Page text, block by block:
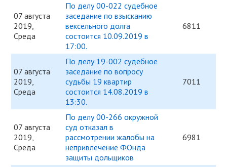
07 августа
2019,
Среда
По делу 00-022 судебное
заседание по взысканию
вексельного долга
состоится 10.09.2019 в
17:00.
6811
07 августа
2019,
Среда
По делу 19-002 судебное
заседание по вопросу
судьбы 19 квартир
состоится 14.08.2019 в
13:30.
7011
07 августа
2019,
Среда
По делу 00-266 окружной
суд отказал в
рассмотрении жалобы на
непривлечение ФОнда
защиты дольщиков
6981